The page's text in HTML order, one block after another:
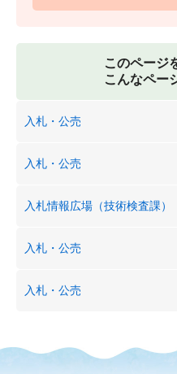
このページ
こんなペー
入札・公売
入札・公売
入札情報広場（技術検査課）
入札・公売
入札・公売